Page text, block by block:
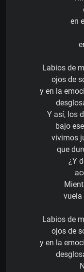
en
Labios de
ojos de
y en la
Y así, los
bajo
vivimos
que
¿Y
Labios de
ojos de
y en la